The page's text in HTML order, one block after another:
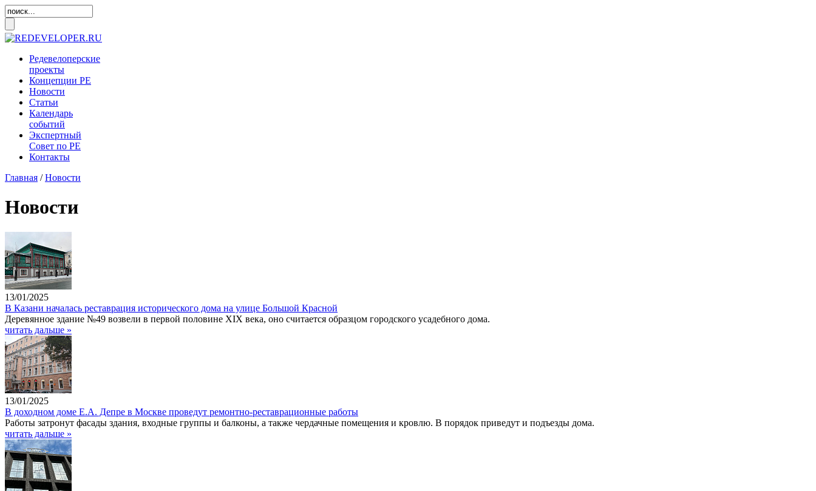
Редевелоперские
проекты
Концепции РЕ
Новости
Статьи
Календарь
событий
Экспертный
Совет по РЕ
Контакты
Главная /Новости
Новости
13/01/2025
В Казани началась реставрация исторического дома на улице Большой Красной
Деревянное здание №49 возвели в первой половине XIX века, оно считается образцом городского усадебного дома.
читать дальше »
13/01/2025
В доходном доме Е.А. Депре в Москве проведут ремонтно-реставрационные работы
Работы затронут фасады здания, входные группы и балконы, а также чердачные помещения и кровлю. В порядок приведут и подъезды дома.
читать дальше »